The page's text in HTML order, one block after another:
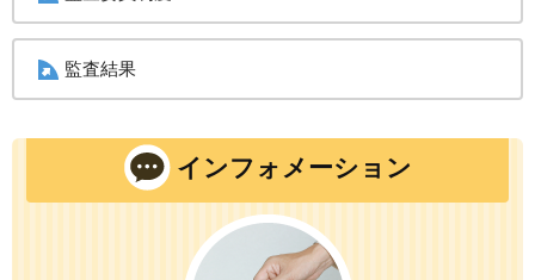
広域行政
ごみ
し尿
監査結果
インフォメーション